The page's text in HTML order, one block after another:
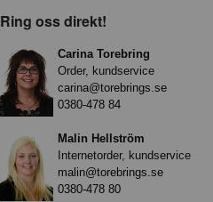
Ring oss direkt!
Carina Torebring
Order, kundservice
carina@torebrings.se
0380-478 84
Malin Hellström
Internetorder, kundservice
malin@torebrings.se
0380-478 80